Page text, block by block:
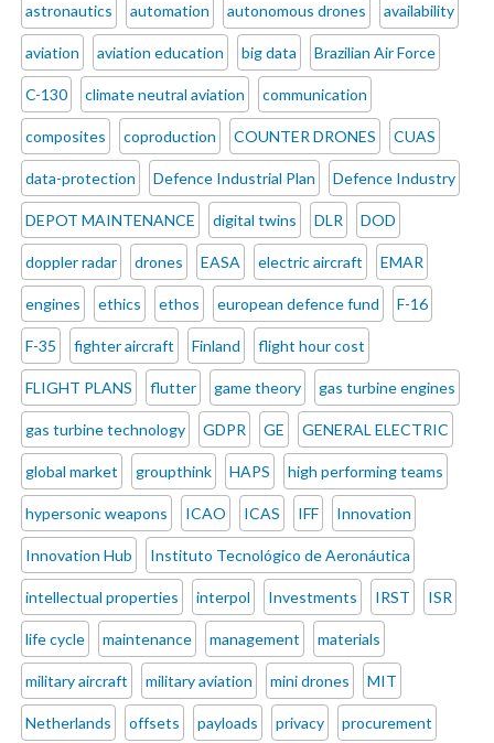
astronautics automation autonomous drones availability
aviation aviation education big data Brazilian Air Force
C-130 climate neutral aviation communication
composites coproduction COUNTER DRONES CUAS
data-protection Defence Industrial Plan Defence Industry
DEPOT MAINTENANCE digital twins DLR DOD
doppler radar drones EASA electric aircraft EMAR
engines ethics ethos european defence fund F-16
F-35 fighter aircraft Finland flight hour cost
FLIGHT PLANS flutter game theory gas turbine engines
gas turbine technology GDPR GE GENERAL ELECTRIC
global market groupthink HAPS high performing teams
hypersonic weapons ICAO ICAS IFF Innovation
Innovation Hub Instituto Tecnológico de Aeronáutica
intellectual properties interpol Investments IRST ISR
life cycle maintenance management materials
military aircraft military aviation mini drones MIT
Netherlands offsets payloads privacy procurement